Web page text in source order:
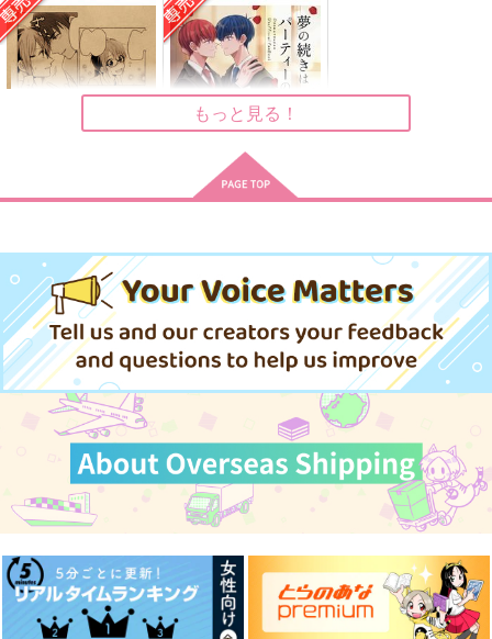
迷子のうさぎ いばに
ー
ましゅまろフォンデ
ュ
歪愛
果物動物
1,257円（税込）
五条悟×虎杖悠仁
サンプル
君と共に
787円 （税込）
土井半助
うさぎ天鬼アクリルス
タンド
どこにでもいる隣人
1,572 円（税込）
天鬼
うさぎ温泉日記
629円（税込）
雑渡昆奈門×土井半助
OSO先生はいいぞ
僻地
専売 440 円（税込）
おそ松さん
松野カラ松×松野おそ松
サンプル
カート
の後で【おまけなし】
ワンだふるワールド
1,375
おそ松さん
松野カラ松×松野おそ松
サンプル
もっと見る！